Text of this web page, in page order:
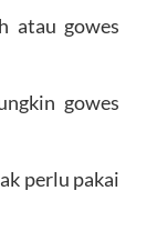
atau gowes
gowes
perlu pakai